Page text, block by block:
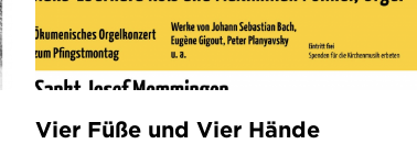
Vier Füße und Vier Hände